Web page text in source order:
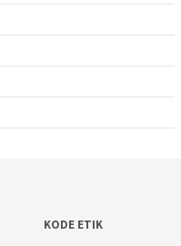
KODE ETIK